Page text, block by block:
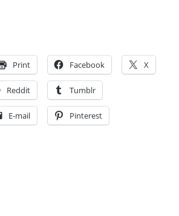
Print Facebook X
Reddit Tumblr
E-mail Pinterest